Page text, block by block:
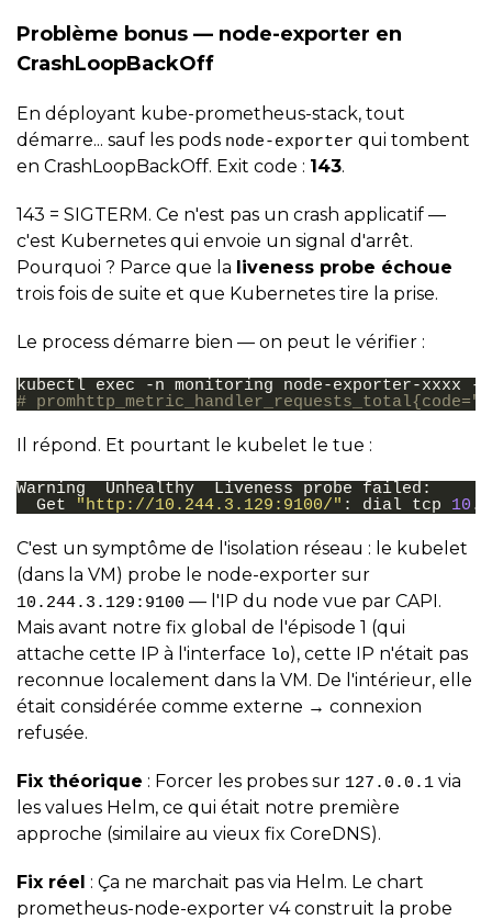
Problème bonus — node-exporter en
CrashLoopBackOff
En déployant kube-prometheus-stack, tout
démarre... sauf les pods node-exporter qui tombent
en CrashLoopBackOff. Exit code : 143.
143 = SIGTERM. Ce n'est pas un crash applicatif —
c'est Kubernetes qui envoie un signal d'arrêt.
Pourquoi ? Parce que la liveness probe échoue
trois fois de suite et que Kubernetes tire la prise.
Le process démarre bien — on peut le vérifier :
kubectl exec -n monitoring node-exporter-xxxx
--
#
Il répond. Et pourtant le kubelet le tue :
Warning Unhealthy Liveness probe failed
Get
"http://10.244.3.129:9100/" : dial tcp 10 .
C'est un symptôme de l'isolation réseau : le kubelet
(dans la VM) probe le node-exporter sur
10.244.3.129:9100 — l'IP du node vue par CAPI.
Mais avant notre fix global de l'épisode 1 (qui
attache cette IP à l'interface lo), cette IP n'était pas
reconnue localement dans la VM. De l'intérieur, elle
était considérée comme externe → connexion
refusée.
Fix théorique : Forcer les probes sur 127.0.0.1 via
les values Helm, ce qui était notre première
approche (similaire au vieux fix CoreDNS).
Fix réel : Ça ne marchait pas via Helm. Le chart
prometheus-node-exporter v4 construit la probe